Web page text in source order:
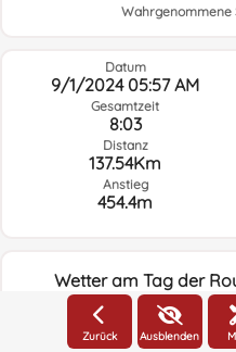
Wahrgenommene
Datum
9/1/2024 05:57 AM
Gesamtzeit
8:03
Distanz
137.54Km
Anstieg
454.4m
Wetter am Tag der
Zurück Ausblenden